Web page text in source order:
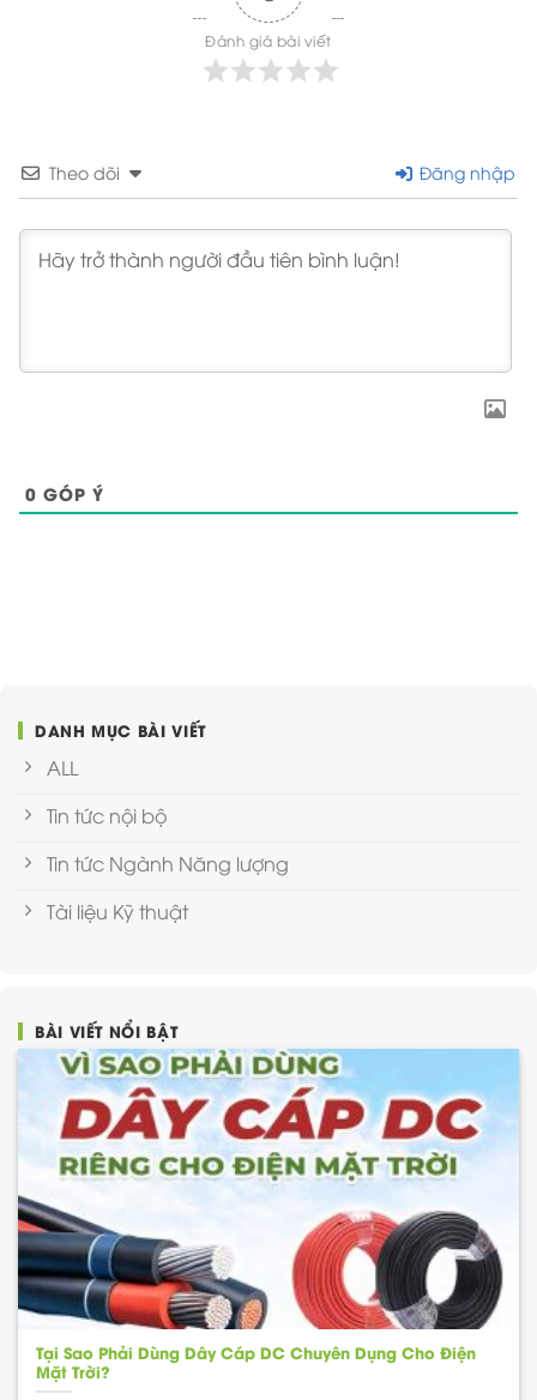
Đánh giá bài viết
Theo dõi Đăng nhập
0 GÓP Ý
DANH MỤC BÀI VIẾT
ALL
Tin tức nội bộ
Tin tức Ngành Năng lượng
Tài liệu Kỹ thuật
BÀI VIẾT NỔI BẬT
Tại Sao Phải Dùng Dây Cáp DC Chuyên Dụng Cho Điện
Mặt Trời?